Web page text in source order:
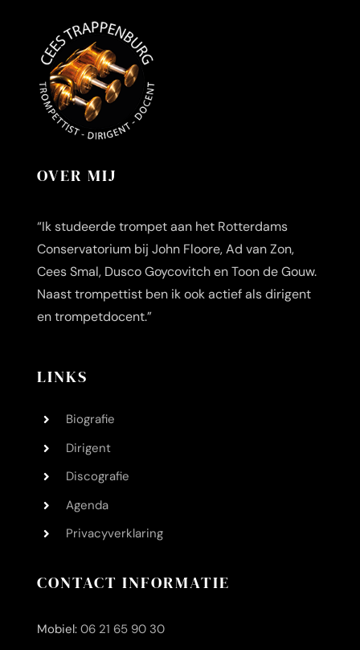
OVER MIJ
“Ik studeerde trompet aan het Rotterdams
Conservatorium bij John Floore, Ad van Zon,
Cees Smal, Dusco Goycovitch en Toon de Gouw.
Naast trompettist ben ik ook actief als dirigent
en trompetdocent.”
LINKS
Biografie
Dirigent
Discografie
Agenda
Privacyverklaring
CONTACT INFORMATIE
Mobiel: 06 21 65 90 30